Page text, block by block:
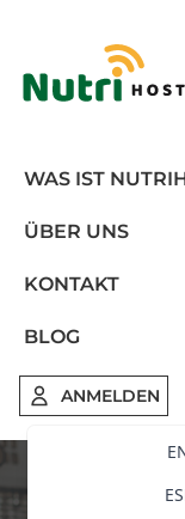
WAS IST
ÜBER UNS
KONTAKT
BLOG
ANMELDEN